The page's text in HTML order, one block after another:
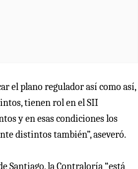
el plano regulador así como así,
tienen rol en el SII
y en esas condiciones los
distintos también”, aseveró.
Santiago, la Contraloría “está